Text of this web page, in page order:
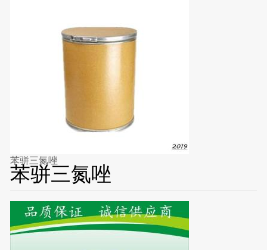
苯骈三氮唑
苯骈三氮唑